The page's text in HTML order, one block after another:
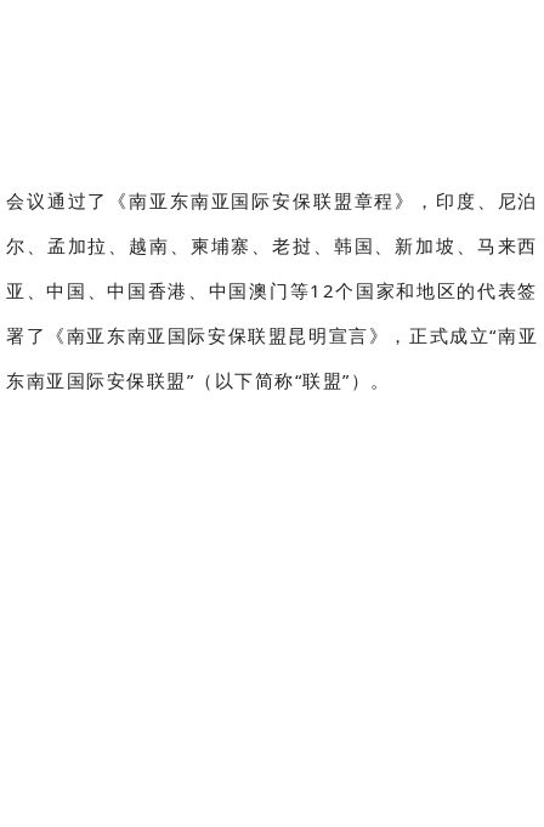
会议通过了《南亚东南亚国际安保联盟章程》，印度、尼泊
尔、孟加拉、越南、柬埔寨、老挝、韩国、新加坡、马来西
亚、中国、中国香港、中国澳门等12个国家和地区的代表签
署了《南亚东南亚国际安保联盟昆明宣言》，正式成立“南亚
东南亚国际安保联盟”（以下简称“联盟”）。